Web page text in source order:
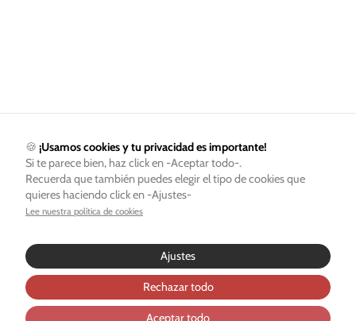
🍪 ¡Usamos cookies y tu privacidad es importante!
Si te parece bien, haz click en -Aceptar todo-.
Recuerda que también puedes elegir el tipo de cookies que
quieres haciendo click en -Ajustes-
Lee nuestra política de cookies
Ajustes
Rechazar todo
Aceptar todo